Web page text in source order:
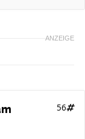
ANZEIGE
56